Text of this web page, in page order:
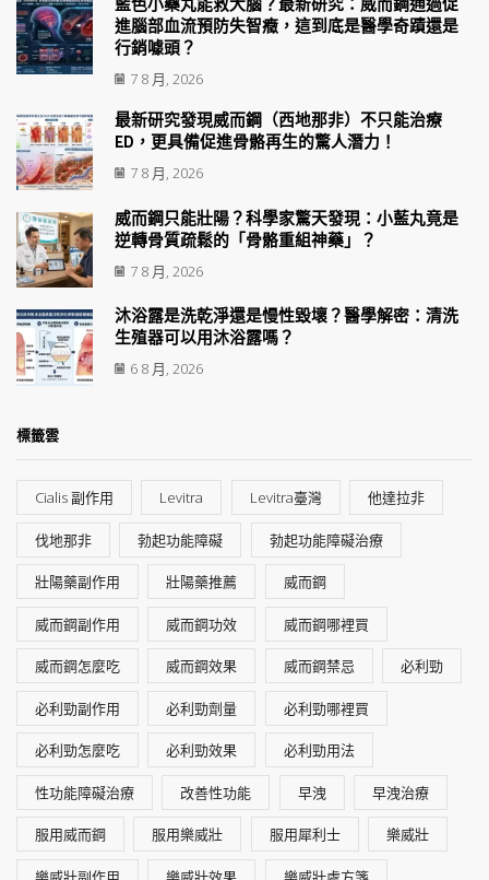
藍色小藥丸能救大腦？最新研究：威而鋼通過促
進腦部血流預防失智癥，這到底是醫學奇蹟還是
行銷噱頭？
7 8 月, 2026
最新研究發現威而鋼（西地那非）不只能治療
ED，更具備促進骨骼再生的驚人潛力！
7 8 月, 2026
威而鋼只能壯陽？科學家驚天發現：小藍丸竟是
逆轉骨質疏鬆的「骨骼重組神藥」？
7 8 月, 2026
沐浴露是洗乾淨還是慢性毀壞？醫學解密：清洗
生殖器可以用沐浴露嗎？
6 8 月, 2026
標籤雲
Cialis 副作用 Levitra Levitra臺灣 他達拉非
伐地那非 勃起功能障礙 勃起功能障礙治療
壯陽藥副作用 壯陽藥推薦 威而鋼
威而鋼副作用 威而鋼功效 威而鋼哪裡買
威而鋼怎麼吃 威而鋼效果 威而鋼禁忌 必利勁
必利勁副作用 必利勁劑量 必利勁哪裡買
必利勁怎麼吃 必利勁效果 必利勁用法
性功能障礙治療 改善性功能 早洩 早洩治療
服用威而鋼 服用樂威壯 服用犀利士 樂威壯